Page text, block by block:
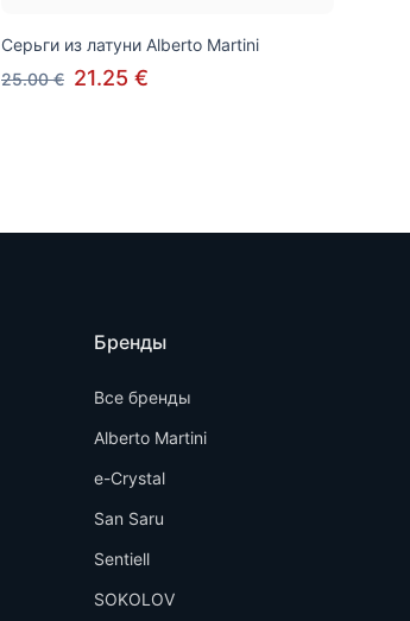
Серьги из латуни Alberto Martini
25.00 € 21.25 €
Бренды
Все бренды
Alberto Martini
e-Crystal
San Saru
Sentiell
SOKOLOV